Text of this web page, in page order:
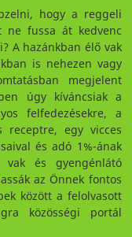
hogy a reggeli
ne fussa át kedvenc
A hazánkban élő vak
is nehezen vagy
megjelent
úgy kíváncsiak a
felfedezésekre, a
receptre, egy vicces
és adó 1%-ának
és gyengénlátó
az Önnek fontos
között a felolvasott
közösségi portál